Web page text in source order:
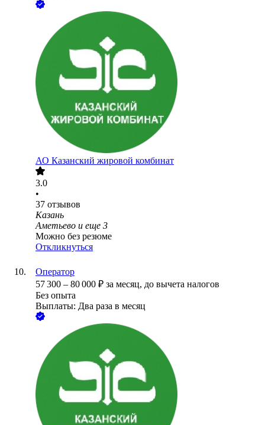
АО Казанский жировой комбинат
3.0
•
37 отзывов
Казань
Аметьево и еще 3
Можно без резюме
Откликнуться
Оператор
57 300 – 80 000 ₽ за месяц, до вычета налогов
Без опыта
Выплаты: Два раза в месяц